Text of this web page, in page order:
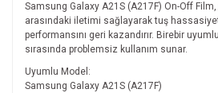
Samsung Galaxy A21S (A217F) On-Off
arasındaki iletimi sağlayarak tuş
performansını geri kazandırır. Birebir
sırasında problemsiz kullanım sunar.
Uyumlu Model:
Samsung Galaxy A21S (A217F)